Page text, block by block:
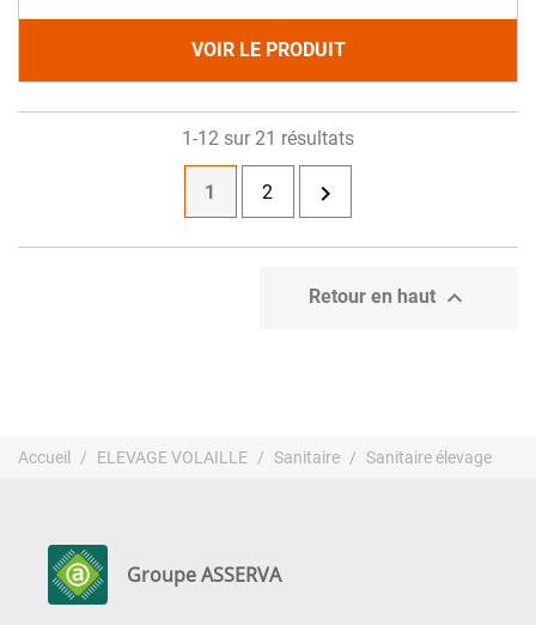
VOIR LE PRODUIT
1-12 sur 21 résultats
1 2 
Retour en haut 
Accueil ELEVAGE VOLAILLE Sanitaire Sanitaire élevage
Groupe ASSERVA